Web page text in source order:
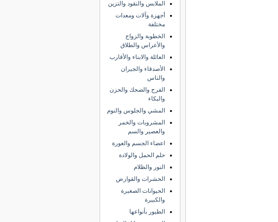
الملابس والنقود والتزين
أجهزة وآلات ومعدات
مختلفة
الخطوبة والزواج
والأعراس والطلاق
العائلة والابناء والأقارب
الأصدقاء والجيران
والناس
الفرح والضحك والحزن
والبكاء
المشي والجلوس والنوم
المشروبات والخمر
والعصير والسم
اعضاء الجسم والعورة
حلم الحمل والولادة
النور والظلام
الحشرات والقوارض
الحيوانات الصغيرة
والكبيرة
الطيور بأنواعها